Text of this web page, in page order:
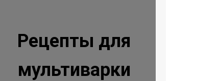
Рецепты для
мультиварки